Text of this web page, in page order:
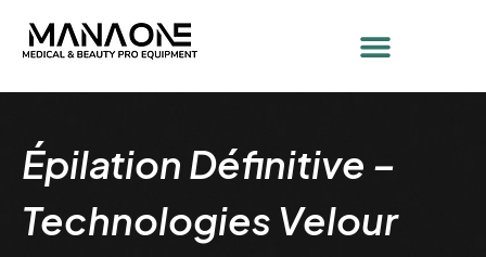
Épilation Définitive –
Technologies Velour